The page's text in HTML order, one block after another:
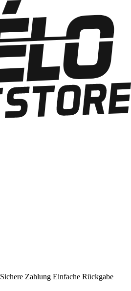
Sichere Zahlung Einfache Rückgabe